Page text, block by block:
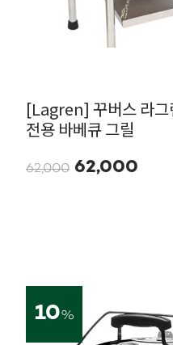
[Lagren] 꾸버스 라그
전용 바베큐 그릴
62,000 62,000
10%